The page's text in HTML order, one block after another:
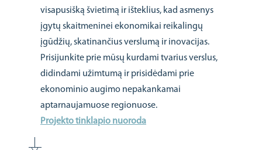
visapusišką švietimą ir išteklius, kad asmenys
įgytų skaitmeninei ekonomikai reikalingų
įgūdžių, skatinančius verslumą ir inovacijas.
Prisijunkite prie mūsų kurdami tvarius verslus,
didindami užimtumą ir prisidėdami prie
ekonominio augimo nepakankamai
aptarnaujamuose regionuose.
Projekto tinklapio nuoroda